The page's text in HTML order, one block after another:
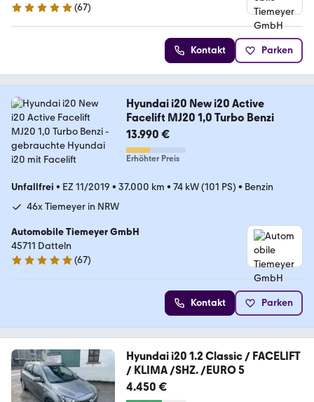
4.9 Sterne
(67)
Kontakt Parken
Hyundai i20 New i20 Active
Facelift MJ20 1,0 Turbo Benzi
13.990 €
Erhöhter Preis
Unfallfrei • EZ 11/2019 • 37.000 km • 74 kW (101 PS) • Benzin
46x Tiemeyer in NRW
Automobile Tiemeyer GmbH
45711 Datteln
4.9 Sterne
(67)
Kontakt Parken
Hyundai i20 1.2 Classic / FACELIFT
/ KLIMA /SHZ. /EURO 5
4.450 €